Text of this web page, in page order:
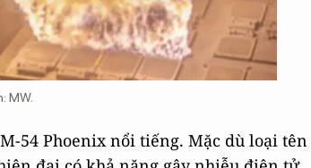
MW.
54 Phoenix nổi tiếng. Mặc dù loại tên